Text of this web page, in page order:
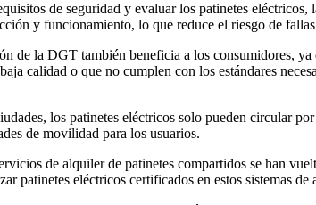
de seguridad y evaluar los patinetes
y funcionamiento, lo que reduce el riesgo de
de la DGT también beneficia a los consumidores,
calidad o que no cumplen con los estándares
los patinetes eléctricos solo pueden circular
de movilidad para los usuarios.
de alquiler de patinetes compartidos se han
patinetes eléctricos certificados en estos sistemas